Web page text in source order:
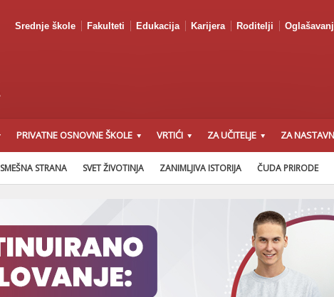
Srednje škole Fakulteti Edukacija Karijera Roditelji
PRIVATNE OSNOVNE ŠKOLE VRTIĆI ZA UČITELJE ZA
SMEŠNA STRANA SVET ŽIVOTINJA ZANIMLJIVA ISTORIJA ČUDA PRIRODE